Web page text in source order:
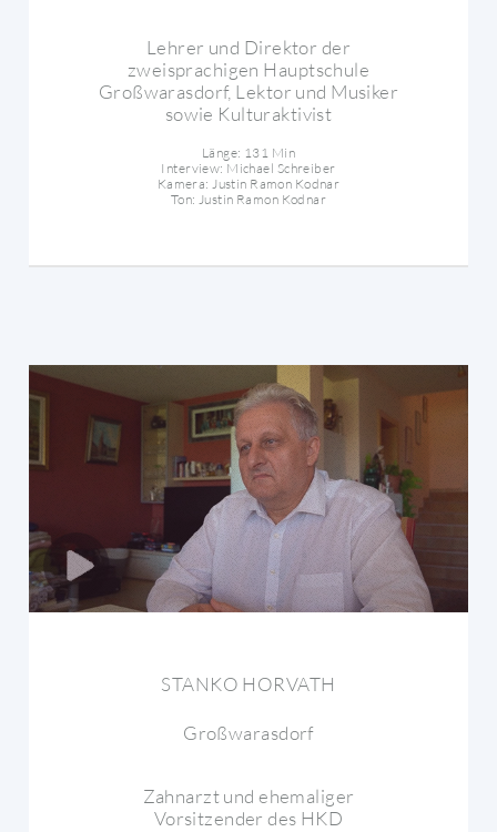
Lehrer und Direktor der
zweisprachigen Hauptschule
Großwarasdorf, Lektor und Musiker
sowie Kulturaktivist
Länge: 131 Min
Interview: Michael Schreiber
Kamera: Justin Ramon Kodnar
Ton: Justin Ramon Kodnar
STANKO HORVATH
Großwarasdorf
Zahnarzt und ehemaliger
Vorsitzender des HKD